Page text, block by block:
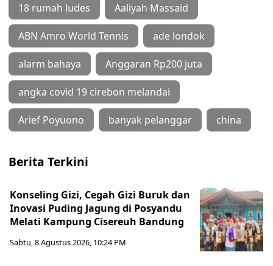
18 rumah ludes Aaliyah Massaid
ABN Amro World Tennis ade londok
alarm bahaya Anggaran Rp200 juta
angka covid 19 cirebon melandai
Arief Poyuono banyak pelanggar china
Berita Terkini
Konseling Gizi, Cegah Gizi Buruk dan
Inovasi Puding Jagung di Posyandu
Melati Kampung Cisereuh Bandung
Sabtu, 8 Agustus 2026, 10:24 PM